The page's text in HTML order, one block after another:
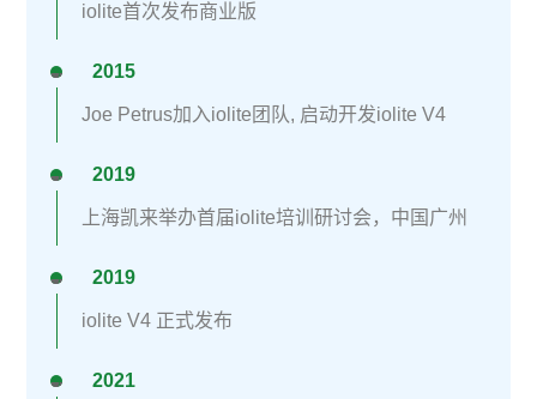
iolite首次发布商业版
<svg style="float:left;line-height:0;width:0;vertical-align:top;" viewbox="0 0 1 1"></svg>2015
Joe Petrus加入iolite团队, 启动开发iolite V4
<svg style="float:left;line-height:0;width:0;vertical-align:top;" viewbox="0 0 1 1"></svg>2019
上海凯来举办首届iolite培训研讨会，中国广州
<svg style="float:left;line-height:0;width:0;vertical-align:top;" viewbox="0 0 1 1"></svg>2019
iolite V4 正式发布
<svg style="float:left;line-height:0;width:0;vertical-align:top;" viewbox="0 0 1 1"></svg>2021